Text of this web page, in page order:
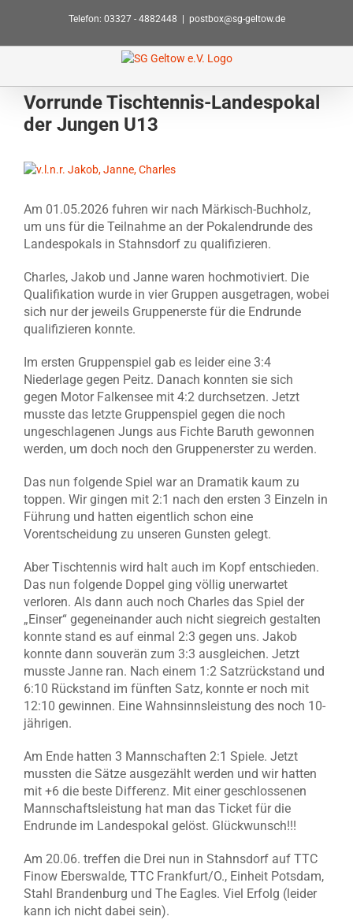
Telefon: 03327 - 4882448 postbox@sg-geltow.de
Vorrunde Tischtennis-Landespokal
der Jungen U13
Zeige
Am 01.05.2026 fuhren wir nach Märkisch-Buchholz,
um uns für die Teilnahme an der Pokalendrunde des
Landespokals in Stahnsdorf zu qualifizieren.
Charles, Jakob und Janne waren hochmotiviert. Die
Qualifikation wurde in vier Gruppen ausgetragen, wobei
sich nur der jeweils Gruppenerste für die Endrunde
qualifizieren konnte.
Im ersten Gruppenspiel gab es leider eine 3:4
Niederlage gegen Peitz. Danach konnten sie sich
gegen Motor Falkensee mit 4:2 durchsetzen. Jetzt
musste das letzte Gruppenspiel gegen die noch
ungeschlagenen Jungs aus Fichte Baruth gewonnen
werden, um doch noch den Gruppenerster zu werden.
Das nun folgende Spiel war an Dramatik kaum zu
toppen. Wir gingen mit 2:1 nach den ersten 3 Einzeln in
Führung und hatten eigentlich schon eine
Vorentscheidung zu unseren Gunsten gelegt.
Aber Tischtennis wird halt auch im Kopf entschieden.
Das nun folgende Doppel ging völlig unerwartet
verloren. Als dann auch noch Charles das Spiel der
„Einser“ gegeneinander auch nicht siegreich gestalten
konnte stand es auf einmal 2:3 gegen uns. Jakob
konnte dann souverän zum 3:3 ausgleichen. Jetzt
musste Janne ran. Nach einem 1:2 Satzrückstand und
6:10 Rückstand im fünften Satz, konnte er noch mit
12:10 gewinnen. Eine Wahnsinnsleistung des noch 10-
jährigen.
Am Ende hatten 3 Mannschaften 2:1 Spiele. Jetzt
mussten die Sätze ausgezählt werden und wir hatten
mit +6 die beste Differenz. Mit einer geschlossenen
Mannschaftsleistung hat man das Ticket für die
Endrunde im Landespokal gelöst. Glückwunsch!!!
Am 20.06. treffen die Drei nun in Stahnsdorf auf TTC
Finow Eberswalde, TTC Frankfurt/O., Einheit Potsdam,
Stahl Brandenburg und The Eagles. Viel Erfolg (leider
kann ich nicht dabei sein).